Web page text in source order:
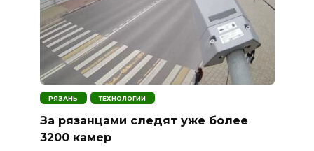
РЯЗАНЬ ТЕХНОЛОГИИ
За рязанцами следят уже более
3200 камер